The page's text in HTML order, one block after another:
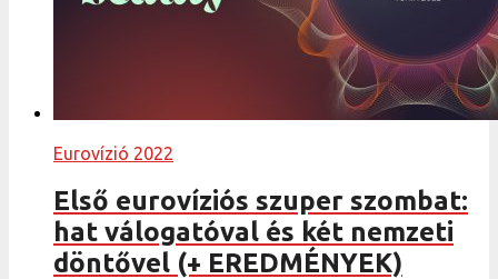
Eurovízió 2022
Első eurovíziós szuper szombat:
hat válogatóval és két nemzeti
döntővel (+ EREDMÉNYEK)